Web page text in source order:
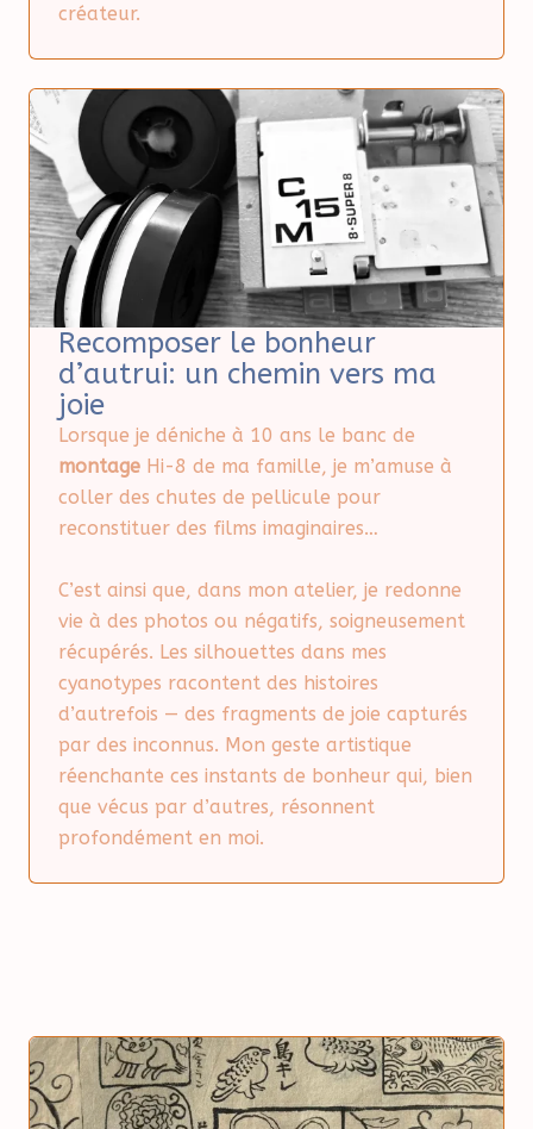
créateur.
Recomposer le bonheur
d’autrui: un chemin vers ma
joie
Lorsque je déniche à 10 ans le banc de
montage Hi-8 de ma famille, je m’amuse à
coller des chutes de pellicule pour
reconstituer des films imaginaires…
C’est ainsi que, dans mon atelier, je redonne
vie à des photos ou négatifs, soigneusement
récupérés. Les silhouettes dans mes
cyanotypes racontent des histoires
d’autrefois — des fragments de joie capturés
par des inconnus. Mon geste artistique
réenchante ces instants de bonheur qui, bien
que vécus par d’autres, résonnent
profondément en moi.